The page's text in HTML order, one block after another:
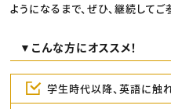
ようになるまで、ぜひ、継続してご
▼こんな方にオススメ！
学生時代以降、英語に触